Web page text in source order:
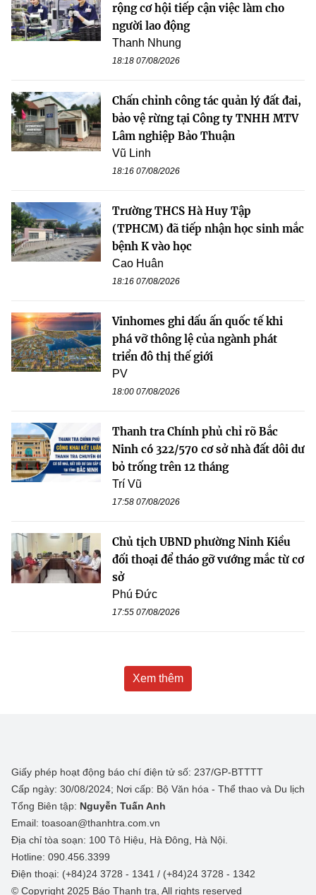
rộng cơ hội tiếp cận việc làm cho
người lao động
Thanh Nhung
18:18 07/08/2026
Chấn chỉnh công tác quản lý đất đai,
bảo vệ rừng tại Công ty TNHH MTV
Lâm nghiệp Bảo Thuận
Vũ Linh
18:16 07/08/2026
Trường THCS Hà Huy Tập
(TPHCM) đã tiếp nhận học sinh mắc
bệnh K vào học
Cao Huân
18:16 07/08/2026
Vinhomes ghi dấu ấn quốc tế khi
phá vỡ thông lệ của ngành phát
triển đô thị thế giới
PV
18:00 07/08/2026
Thanh tra Chính phủ chỉ rõ Bắc
Ninh có 322/570 cơ sở nhà đất dôi dư
bỏ trống trên 12 tháng
Trí Vũ
17:58 07/08/2026
Chủ tịch UBND phường Ninh Kiều
đối thoại để tháo gỡ vướng mắc từ cơ
sở
Phú Đức
17:55 07/08/2026
Xem thêm
Giấy phép hoạt động báo chí điện tử số: 237/GP-BTTTT
Cấp ngày: 30/08/2024; Nơi cấp: Bộ Văn hóa - Thể thao và Du lịch
Tổng Biên tập: Nguyễn Tuấn Anh
Email: toasoan@thanhtra.com.vn
Địa chỉ tòa soạn: 100 Tô Hiệu, Hà Đông, Hà Nội.
Hotline: 090.456.3399
Điện thoại: (+84)24 3728 - 1341 / (+84)24 3728 - 1342
© Copyright 2025 Báo Thanh tra, All rights reserved